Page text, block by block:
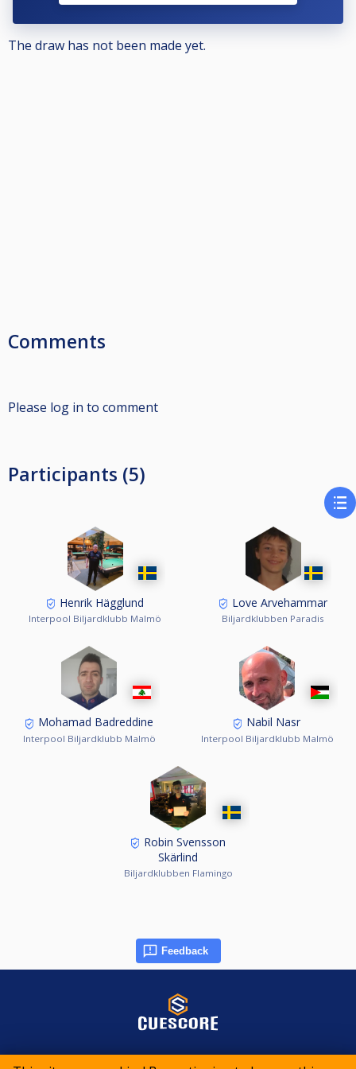
The draw has not been made yet.
Comments
Please log in to comment
Participants (5)
Henrik Hägglund
Interpool Biljardklubb Malmö
Love Arvehammar
Biljardklubben Paradis
Mohamad Badreddine
Interpool Biljardklubb Malmö
Nabil Nasr
Interpool Biljardklubb Malmö
Robin Svensson
Skärlind
Biljardklubben Flamingo
Feedback